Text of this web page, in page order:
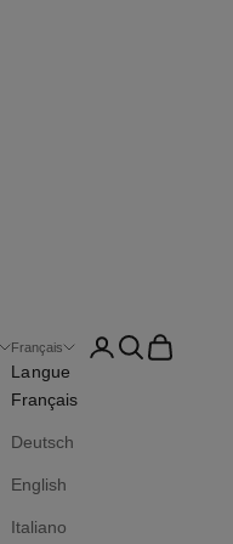
Français
Langue
Français
Deutsch
English
Italiano
Connexion
Recherche
Panier